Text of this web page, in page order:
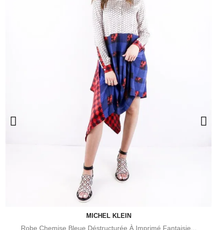
MICHEL KLEIN
Robe Chemise Bleue Déstructurée À Imprimé Fantaisie...